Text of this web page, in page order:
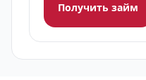
Получить займ